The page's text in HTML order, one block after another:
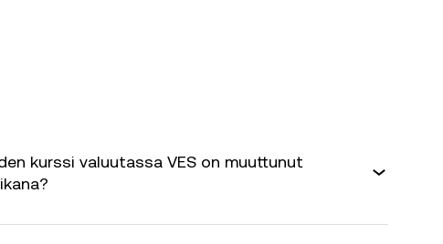
kurssi valuutassa VES on muuttunut